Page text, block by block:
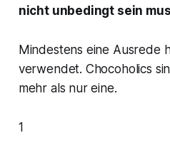
nicht unbedingt sein
Mindestens eine Ausrede
verwendet. Chocoholics
mehr als nur eine.
1